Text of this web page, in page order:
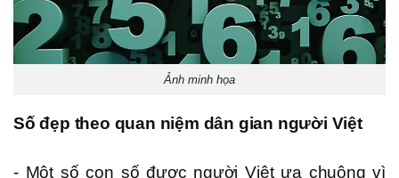
Ảnh minh họa
Số đẹp theo quan niệm dân gian người Việt
- Một số con số được người Việt ưa chuộng vì